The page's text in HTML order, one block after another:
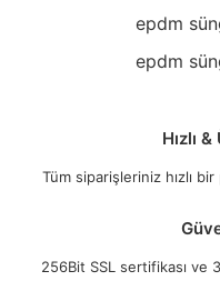
epdm
epdm
Hızlı
Tüm siparişleriniz hızlı
256Bit SSL sertifikası ve